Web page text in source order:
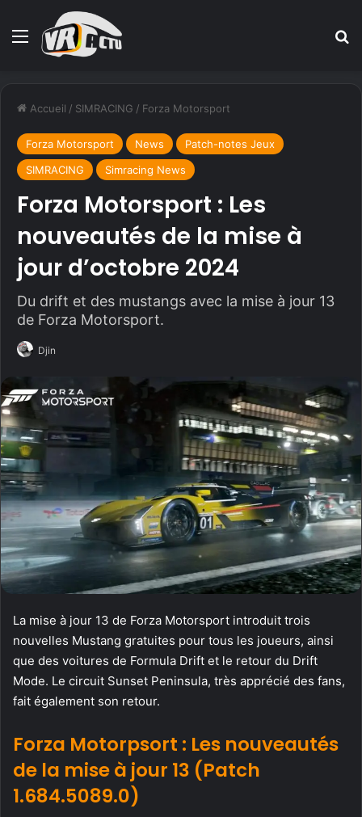
Menu
Accueil / SIMRACING / Forza Motorsport
Forza Motorsport News
Patch-notes Jeux
SIMRACING
Simracing News
Forza Motorsport : Les
nouveautés de la mise à
jour d’octobre 2024
Du drift et des mustangs avec la mise à jour 13
de Forza Motorsport.
Djin
La mise à jour 13 de Forza Motorsport introduit trois
nouvelles Mustang gratuites pour tous les joueurs, ainsi
que des voitures de Formula Drift et le retour du Drift
Mode. Le circuit Sunset Peninsula, très apprécié des fans,
fait également son retour.
Forza Motorpsort : Les nouveautés
de la mise à jour 13 (Patch
1.684.5089.0)